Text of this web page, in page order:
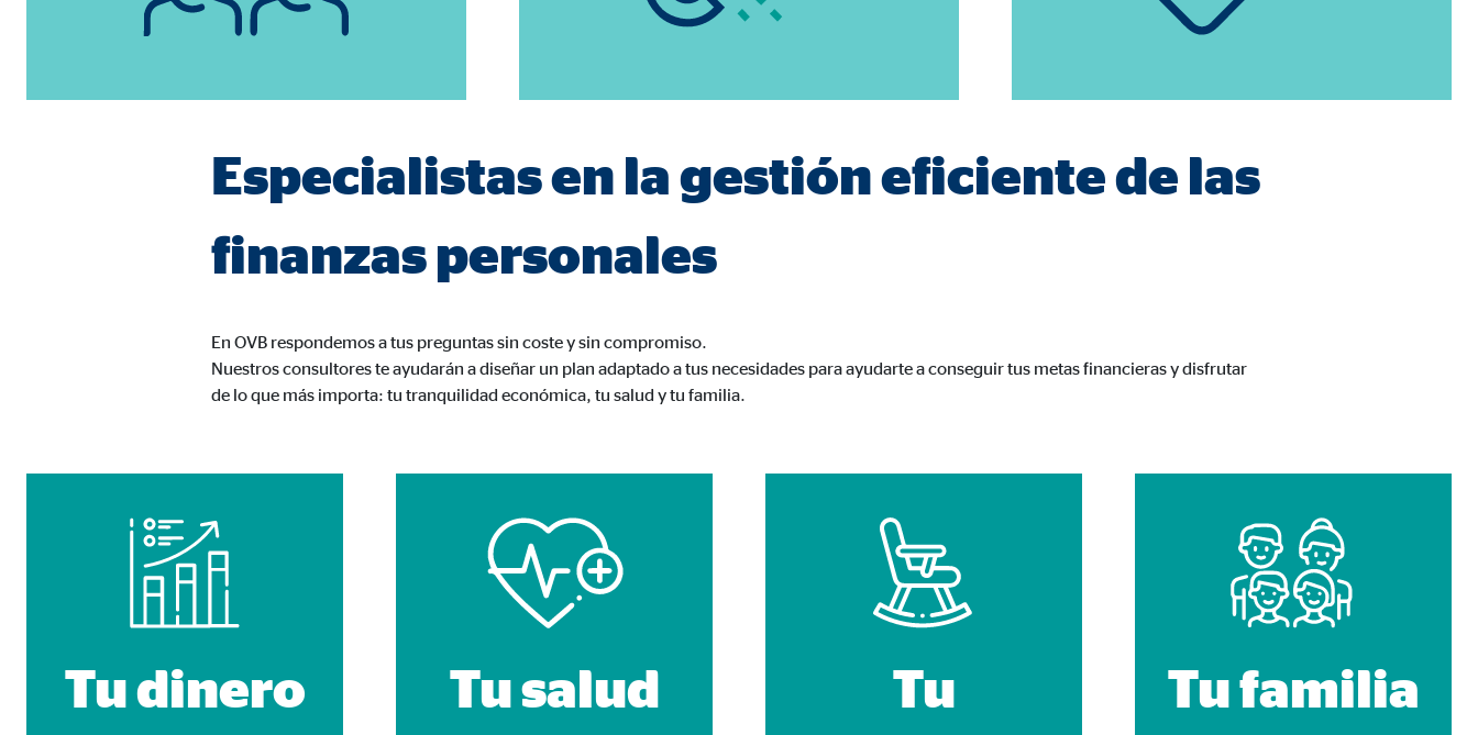
Especialistas en la gestión eficiente de las
finanzas personales
En OVB respondemos a tus preguntas sin coste y sin compromiso.
Nuestros consultores te ayudarán a diseñar un plan adaptado a tus necesidades para ayudarte a conseguir tus metas financieras y disfrutar
de lo que más importa: tu tranquilidad económica, tu salud y tu familia.
Tu dinero Tu salud
Tu
Tu familia
Duración:
Cookies de marketing
consintiendo de forma explícita las transferencias internacionales a EEUU (país que no tiene una protección legal adecuada).
Nombre: _fbp
Duración: 3 meses
Proveedor: Google Ireland Ltd.
Propósito: Capturar la actividad de los clientes
Duración: